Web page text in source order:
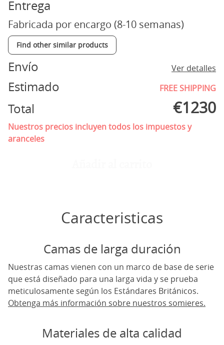
Entrega
Fabricada por encargo (8-10 semanas)
Find other similar products
Envío Ver detalles
Estimado FREE SHIPPING
Total €1230
Nuestros precios incluyen todos los impuestos y
aranceles
Caracteristicas
Camas de larga duración
Nuestras camas vienen con un marco de base de serie
que está diseñado para una larga vida y se prueba
meticulosamente según los Estándares Británicos.
Obtenga más información sobre nuestros somieres.
Materiales de alta calidad